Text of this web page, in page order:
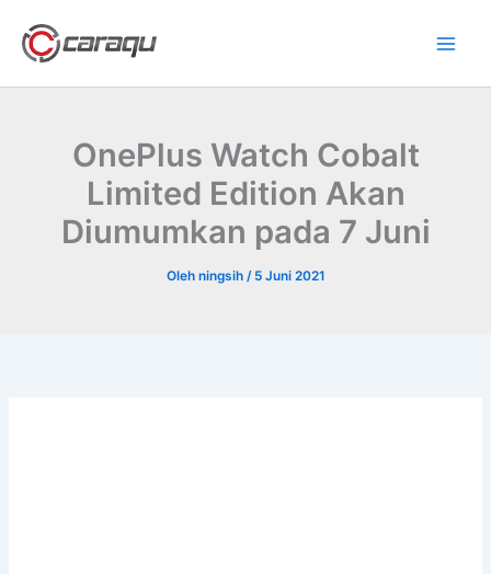
konten
OnePlus Watch Cobalt
Limited Edition Akan
Diumumkan pada 7 Juni
Oleh ningsih / 5 Juni 2021